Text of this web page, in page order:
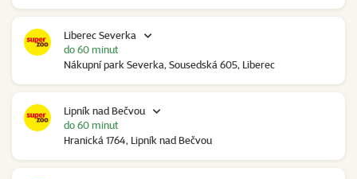
Liberec Severka
Nákupní park Severka, Sousedská 605, Liberec
do 60 minut
Lipník nad Bečvou
Hranická 1764, Lipník nad Bečvou
do 60 minut